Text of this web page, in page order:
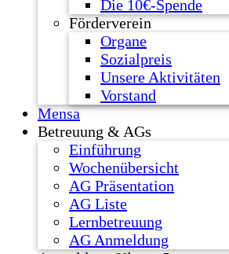
Die 10€-Spende
Förderverein
Organe
Sozialpreis
Unsere Aktivitäten
Vorstand
Mensa
Betreuung & AGs
Einführung
Wochenübersicht
AG Präsentation
AG Liste
Lernbetreuung
AG Anmeldung